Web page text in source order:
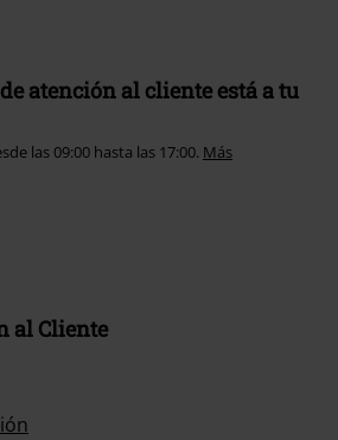
atención al cliente está a tu
las 09:00 hasta las 17:00. Más
al Cliente